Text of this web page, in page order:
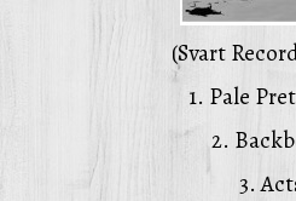
(Svart
1. Pale
2.
3.